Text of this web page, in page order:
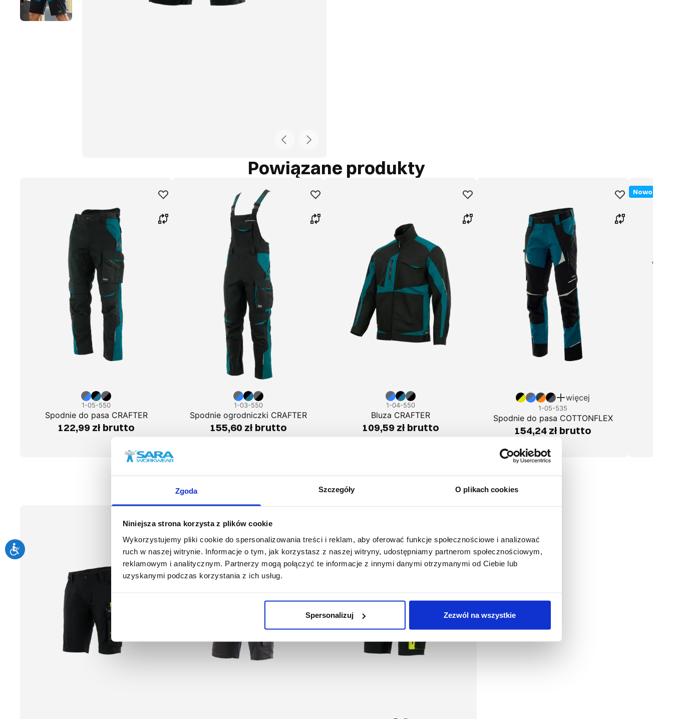
Zgoda Szczegóły O plikach cookies
Niniejsza strona korzysta z plików cookie
Wykorzystujemy pliki cookie do spersonalizowania treści i reklam, aby oferować funkcje społecznościowe i analizować
ruch w naszej witrynie. Informacje o tym, jak korzystasz z naszej witryny, udostępniamy partnerom społecznościowym,
reklamowym i analitycznym. Partnerzy mogą połączyć te informacje z innymi danymi otrzymanymi od Ciebie lub
uzyskanymi podczas korzystania z ich usług.
Spersonalizuj Zezwól na wszystkie
Powiązane produkty
1-05-550
Spodnie do pasa CRAFTER
122,99 zł brutto
1-03-550
Spodnie ogrodniczki CRAFTER
155,60 zł brutto
1-04-550
Bluza CRAFTER
109,59 zł brutto
więcej
1-05-535
Spodnie do pasa COTTONFLEX
154,24 zł brutto
Nowość
Podobne produkty